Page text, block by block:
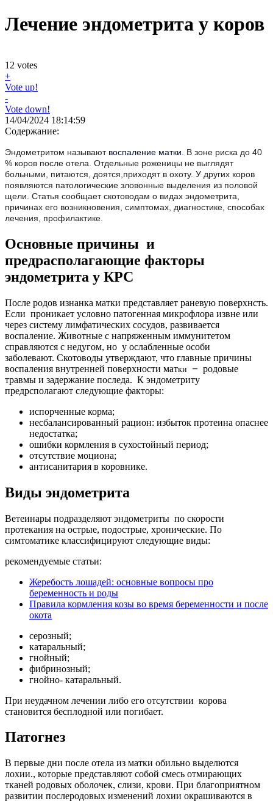
Лечение эндометрита у коров
12 votes
+
Vote up!
-
Vote down!
14/04/2024 18:14:59
Содержание:
Эндометритом называют воспаление матки . В зоне риска до 40
% коров после отела. Отдельные роженицы не выглядят
больными, питаются, доятся,приходят в охоту. У других коров
появляются патологические зловонные выделения из половой
щели. Статья сообщает скотоводам о видах эндометрита,
причинах его возникновения, симптомах, диагностике, способах
лечения, профилактике.
Основные причины и
предрасполагающие факторы
эндометрита у КРС
После родов изнанка матки представляет раневую поверхнсть.
Если проникает условно патогенная микрофлора извне или
через систему лимфатических сосудов, развивается
воспаление. Животные с напряженным иммунитетом
справляются с недугом, но у ослабленные особи
заболевают. Скотоводы утверждают, что главные причины
воспаления внутренней поверхности матки — родовые
травмы и задержание последа. К эндометриту
предрсполагают следующие факторы:
испорченные корма;
несбалансированный рацион: избыток протеина опаснее
недостатка;
ошибки кормления в сухостойный период;
отсутствие моциона;
антисанитария в коровнике.
Виды эндометрита
Ветеинары подразделяют эндометриты по скорости
протекания на острые, подострые, хронические. По
симтоматике классифицируют следующие виды:
рекомендуемые статьи:
Жеребость лошадей: основные вопросы про
беременность и роды
Правила кормления козы во время беременности и после
окота
серозный;
катаральный;
гнойный;
фибринозный;
гнойно- катаральный.
При неудачном лечении либо его отсутствии корова
становится бесплодной или погибает.
Патогнез
В первые дни после отела из матки обильно выделются
лохии., которые представляют собой смесь отмирающих
тканей родовых оболочек, слизи, крови. При благоприятном
развитии послеродовых изменений лохии окрашиваются в